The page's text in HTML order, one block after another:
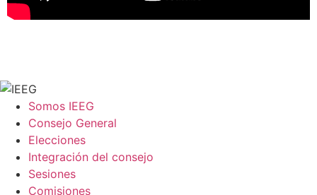
Somos IEEG
Consejo General
Elecciones
Integración del consejo
Sesiones
Comisiones